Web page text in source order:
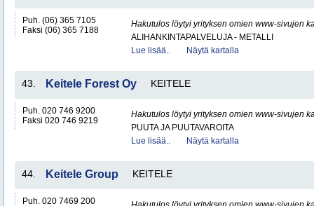
Puh. (06) 365 7105
Faksi (06) 365 7188
Hakutulos löytyi yrityksen omien www-sivujen
ALIHANKINTAPALVELUJA - METALLI
Lue lisää..
Näytä kartalla
43. Keitele Forest Oy KEITELE
Puh. 020 746 9200
Faksi 020 746 9219
Hakutulos löytyi yrityksen omien www-sivujen
PUUTA JA PUUTAVAROITA
Lue lisää..
Näytä kartalla
44. Keitele Group KEITELE
Puh. 020 7469 200